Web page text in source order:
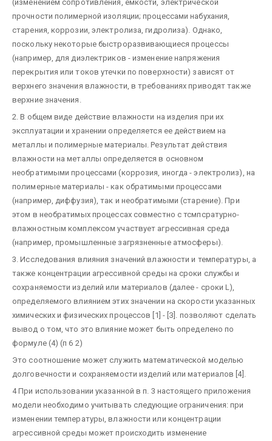
(изменением сопротивления, емкости, электрической
прочности полимерной изоляции; процессами набухания,
старения, коррозии, электролиза, гидролиза). Однако,
поскольку некоторые быстроразвивающиеся процессы
(например, для диэлектриков - изменение напряжения
перекрытия или токов утечки по поверхности) зависят от
верхнего значения влажности, в требованиях приводят также
верхние значения.
2. В общем виде действие влажности на изделия при их
эксплуатации и хранении определяется ее действием на
металлы и полимерные материалы. Результат действия
влажности на металлы определяется в основном
необратимыми процессами (коррозия, иногда - электролиз), на
полимерные материалы - как обратимыми процессами
(например, диффузия), так и необратимыми (старение). При
этом в необратимых процессах совместно с тсмпсратурно-
влажностным комплексом участвует агрессивная среда
(например, промышленные загрязненные атмосферы).
3. Исследования влияния значений влажности и температуры, а
также концентрации агрессивной среды на сроки службы и
сохраняемости изделий или материалов (далее - сроки L),
определяемого влиянием этих значении на скорости указанных
химических и физических процессов [1] - [З]. позволяют сделать
вывод о том, что это влияние может быть определено по
формуле (4) (п 6 2)
Это соотношение может служить математической моделью
долговечности и сохраняемости изделий или материалов [4].
4 При использовании указанной в п. 3 настоящего приложения
модели необходимо учитывать следующие ограничения: при
изменении температуры, влажности или концентрации
агрессивной среды может происходить изменение